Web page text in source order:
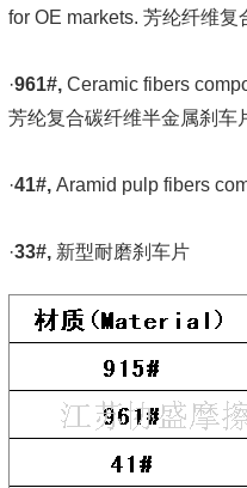
for OE markets. 芳纶纤维复
·961#, Ceramic fibers
芳纶复合碳纤维半金属刹车
·41#, Aramid pulp fibers
·33#, 新型耐磨刹车片